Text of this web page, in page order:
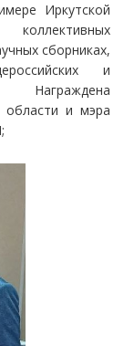
Иркутской
сборниках,
и
Награждена
области и мэра